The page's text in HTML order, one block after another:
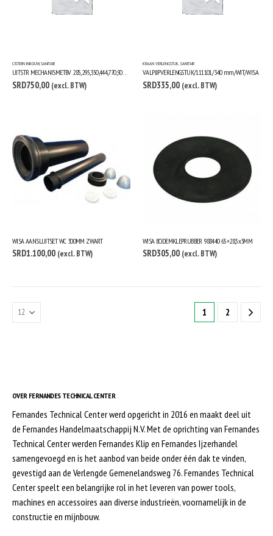
CISTERN INBOUW,SANITAIR
UITSTR MECHANISMETBV 285,295,350,444,770,900/800500/WISA
SRD750,00 (excl. BTW)
KRAAN VERLENGSTUK SANITAIR
VALPIJPVERLENGSTUK/111101/340 mm/WIT/WISA
SRD335,00 (excl. BTW)
WISA AANSLUITSET WC 300MM ZWART
SRD1.100,00 (excl. BTW)
WISA BODEMKLEPRUBBER 988440 65×28,5x3MM
SRD305,00 (excl. BTW)
1 2
OVER FERNANDES TECHNICAL CENTER
Fernandes Technical Center werd opgericht in 2016 en maakt deel uit
de Fernandes Handelmaatschappij N.V. Met de oprichting van Fernandes
Technical Center werden Fernandes Klip en Fernandes Ijzerhandel
samengevoegd en is het aanbod van beide onder één dak te vinden,
gevestigd aan de Verlengde Gemenelandsweg 76. Fernandes Technical
Center speelt een belangrijke rol in het leveren van power tools,
machines en accessoires aan diverse industrieën, voornamelijk in de
constructie en mijnbouw.